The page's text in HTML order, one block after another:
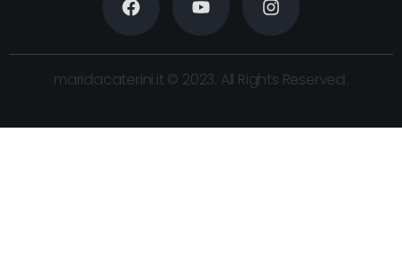
maridacaterini.it © 2023. All Rights Reserved.